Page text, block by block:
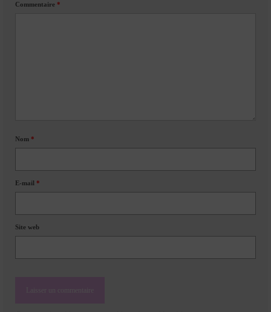
Commentaire *
Nom *
E-mail *
Site web